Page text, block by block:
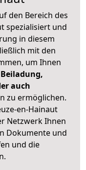
den Bereich des
spezialisiert und
in diesem
mit den
um Ihnen
auch
zu ermöglichen.
en-Hainaut
Netzwerk Ihnen
Dokumente und
und die